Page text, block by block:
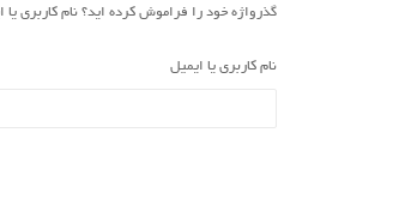
گذرواژه خود را فراموش کرده اید؟ نام کاربری
نام کاربری یا ایمیل